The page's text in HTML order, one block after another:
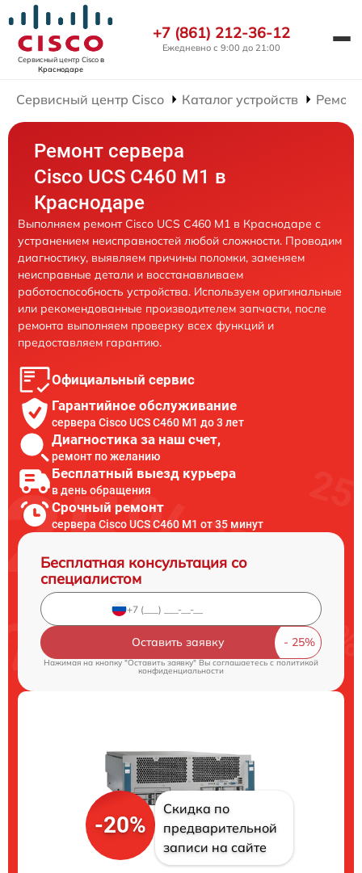
Сервисный центр Ciscoв
Краснодаре
+7 (861) 212-36-12
Ежедневно с 9:00 до 21:00
Сервисный центр Cisco Каталог устройств
Ремонт сервера
Cisco UCS C460 M1 в
Краснодаре
Выполняем ремонт Cisco UCS C460 M1 в Краснодаре с
устранением неисправностей любой сложности. Проводим
диагностику, выявляем причины поломки, заменяем
неисправные детали и восстанавливаем
работоспособность устройства. Используем оригинальные
или рекомендованные производителем запчасти, после
ремонта выполняем проверку всех функций и
предоставляем гарантию.
Официальный сервис
Гарантийное обслуживание
сервера Cisco UCS C460 M1 до 3 лет
Диагностика за наш счет,
ремонт по желанию
Бесплатный выезд курьера
в день обращения
Срочный ремонт
сервера Cisco UCS C460 M1 от 35 минут
Бесплатная консультация со
специалистом
Оставить заявку
Нажимая на кнопку "Оставить заявку" Вы соглашаетесь cполитикой
конфиденциальности
-20%
Скидка по
предварительной
записи на сайте